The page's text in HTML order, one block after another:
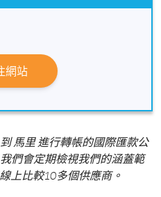
網站
馬里 進行轉帳的國際匯款公
們會定期檢視我們的涵蓋範
上比較10多個供應商。